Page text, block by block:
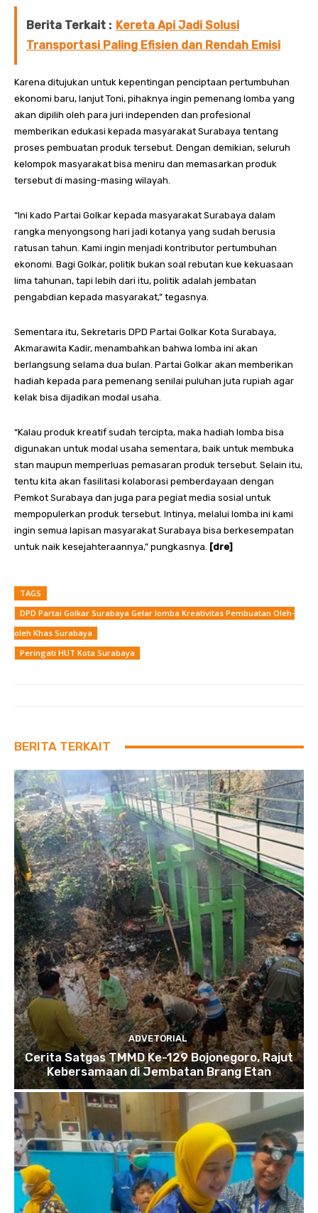
Berita Terkait : Kereta Api Jadi Solusi
Transportasi Paling Efisien dan Rendah Emisi
Karena ditujukan untuk kepentingan penciptaan pertumbuhan
ekonomi baru, lanjut Toni, pihaknya ingin pemenang lomba yang
akan dipilih oleh para juri independen dan profesional
memberikan edukasi kepada masyarakat Surabaya tentang
proses pembuatan produk tersebut. Dengan demikian, seluruh
kelompok masyarakat bisa meniru dan memasarkan produk
tersebut di masing-masing wilayah.
“Ini kado Partai Golkar kepada masyarakat Surabaya dalam
rangka menyongsong hari jadi kotanya yang sudah berusia
ratusan tahun. Kami ingin menjadi kontributor pertumbuhan
ekonomi. Bagi Golkar, politik bukan soal rebutan kue kekuasaan
lima tahunan, tapi lebih dari itu, politik adalah jembatan
pengabdian kepada masyarakat,” tegasnya.
Sementara itu, Sekretaris DPD Partai Golkar Kota Surabaya,
Akmarawita Kadir, menambahkan bahwa lomba ini akan
berlangsung selama dua bulan. Partai Golkar akan memberikan
hadiah kepada para pemenang senilai puluhan juta rupiah agar
kelak bisa dijadikan modal usaha.
“Kalau produk kreatif sudah tercipta, maka hadiah lomba bisa
digunakan untuk modal usaha sementara, baik untuk membuka
stan maupun memperluas pemasaran produk tersebut. Selain itu,
tentu kita akan fasilitasi kolaborasi pemberdayaan dengan
Pemkot Surabaya dan juga para pegiat media sosial untuk
mempopulerkan produk tersebut. Intinya, melalui lomba ini kami
ingin semua lapisan masyarakat Surabaya bisa berkesempatan
untuk naik kesejahteraannya,” pungkasnya. [dre]
TAGS
DPD Partai Golkar Surabaya Gelar lomba Kreativitas Pembuatan Oleh-
oleh Khas Surabaya
Peringati HUT Kota Surabaya
BERITA TERKAIT
ADVETORIAL
Cerita Satgas TMMD Ke-129 Bojonegoro, Rajut
Kebersamaan di Jembatan Brang Etan